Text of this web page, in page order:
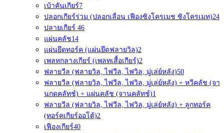
เบ้าคันเกียร์7
ปลอกเกียร์ร่วม (ปลอกเลื่อน เฟืองซิงโครเมช ซิงโครเมท)24
ปลายเกียร์ 46
แผ่นคลัช14
แผ่นยึดทอร์ค (แผ่นยึดฟลายวิล)2
เพลทกลางเกียร์ (เพลทเสื้อเกียร์)2
ฟลายวีล (ฟลายวิล, ไฟวีล, ไฟวิล, มู่เล่ย์หลัง)50
ฟลายวีล (ฟลายวิล, ไฟวีล, ไฟวิล, มู่เล่ย์หลัง) + หวีคลัช (จา
นกดคลัทช์) + แผ่นคลัช (จานคลัทช์)1
ฟลายวีล (ฟลายวิล, ไฟวีล, ไฟวิล, มู่เล่ย์หลัง) + ลูกทอร์ค
(ทอร์คเกียร์ออโต้)2
เฟืองเกียร์40